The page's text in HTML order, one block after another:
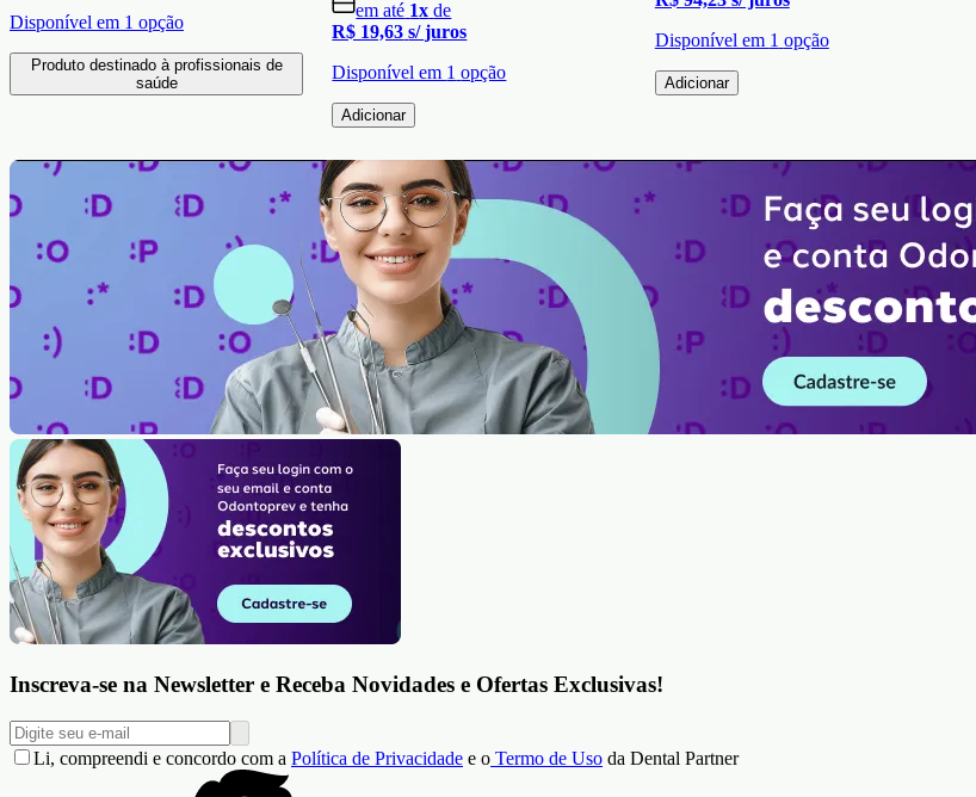
Disponível em 1 opção
Produto destinado à profissionais de
saúde
em até 1x de
R$ 19,63 s/ juros
Disponível em 1 opção
Adicionar
Disponível em 1 opção
Adicionar
Inscreva-se na Newsletter e Receba Novidades e Ofertas Exclusivas!
Li, compreendi e concordo com a Política de Privacidade e o Termo de Uso da Dental Partner